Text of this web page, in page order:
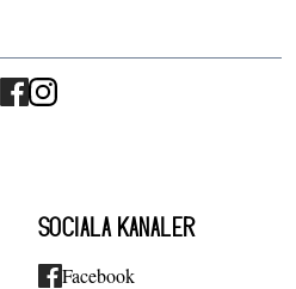
SOCIALA KANALER
Facebook